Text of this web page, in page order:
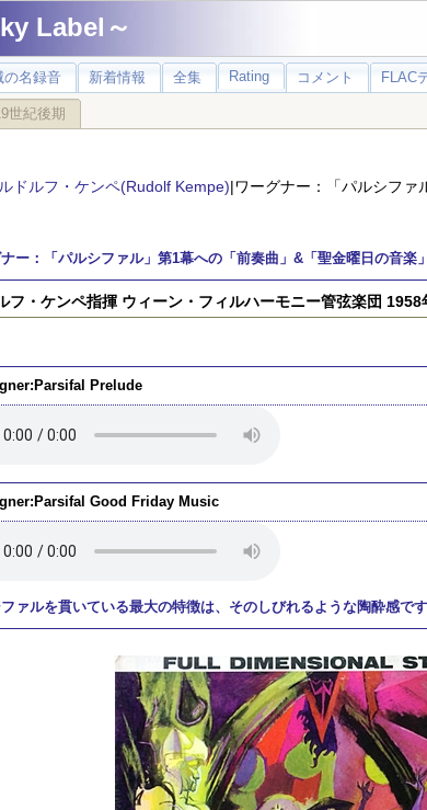
Label～
の名録音 新着情報 全集 Rating コメント FLAC
世紀後期
ルドルフ・ケンペ(Rudolf Kempe)|ワーグナー：「パルシファ
ー：「パルシファル」第1幕への「前奏曲」&「聖金曜日の音楽」
フ・ケンペ指揮 ウィーン・フィルハーモニー管弦楽団
Prelude
Good Friday Music
ァルを貫いている最大の特徴は、そのしびれるような陶酔感です